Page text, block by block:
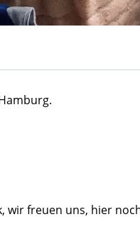
wir freuen uns, hier